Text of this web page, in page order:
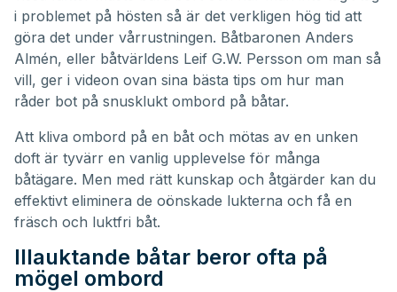
13
seconds
i problemet på hösten så är det verkligen hög tid att
göra det under vårrustningen. Båtbaronen Anders
Almén, eller båtvärldens Leif G.W. Persson om man så
vill, ger i videon ovan sina bästa tips om hur man
råder bot på snusklukt ombord på båtar.
Att kliva ombord på en båt och mötas av en unken
doft är tyvärr en vanlig upplevelse för många
båtägare. Men med rätt kunskap och åtgärder kan du
effektivt eliminera de oönskade lukterna och få en
fräsch och luktfri båt.
Illauktande båtar beror ofta på
mögel ombord